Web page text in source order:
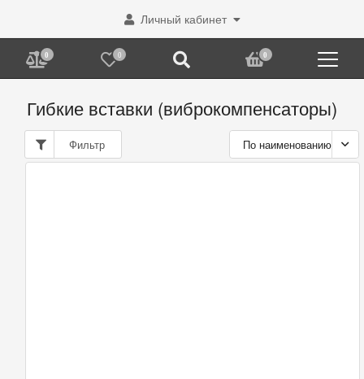
Личный кабинет
0 0 0
Гибкие вставки (виброкомпенсаторы)
Фильтр По наименованию